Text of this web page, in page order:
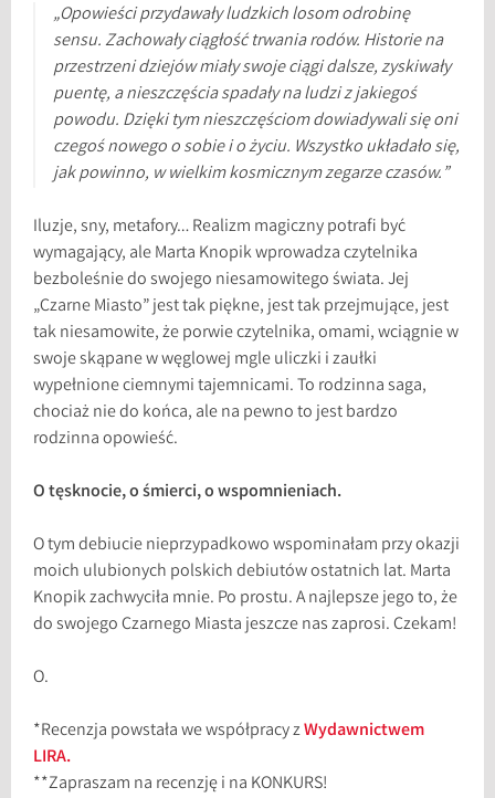
„Opowieści przydawały ludzkich losom odrobinę
sensu. Zachowały ciągłość trwania rodów. Historie na
przestrzeni dziejów miały swoje ciągi dalsze, zyskiwały
puentę, a nieszczęścia spadały na ludzi z jakiegoś
powodu. Dzięki tym nieszczęściom dowiadywali się oni
czegoś nowego o sobie i o życiu. Wszystko układało się,
jak powinno, w wielkim kosmicznym zegarze czasów.”
Iluzje, sny, metafory… Realizm magiczny potrafi być
wymagający, ale Marta Knopik wprowadza czytelnika
bezboleśnie do swojego niesamowitego świata. Jej
„Czarne Miasto” jest tak piękne, jest tak przejmujące, jest
tak niesamowite, że porwie czytelnika, omami, wciągnie w
swoje skąpane w węglowej mgle uliczki i zaułki
wypełnione ciemnymi tajemnicami. To rodzinna saga,
chociaż nie do końca, ale na pewno to jest bardzo
rodzinna opowieść.
O tęsknocie, o śmierci, o wspomnieniach.
O tym debiucie nieprzypadkowo wspominałam przy okazji
moich ulubionych polskich debiutów ostatnich lat. Marta
Knopik zachwyciła mnie. Po prostu. A najlepsze jego to, że
do swojego Czarnego Miasta jeszcze nas zaprosi. Czekam!
O.
*Recenzja powstała we współpracy zWydawnictwem
LIRA.
**Zapraszam na recenzję i na KONKURS!